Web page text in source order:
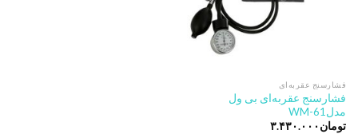
فشارسنج عقربه‌ای
فشارسنج عقربه‌ای بی ول
مدلWM-61
تومان ۳.۴۳۰.۰۰۰